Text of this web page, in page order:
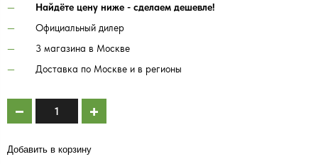
Найдёте цену ниже - сделаем дешевле!
Официальный дилер
3 магазина в Москве
Доставка по Москве и в регионы
Добавить в корзину